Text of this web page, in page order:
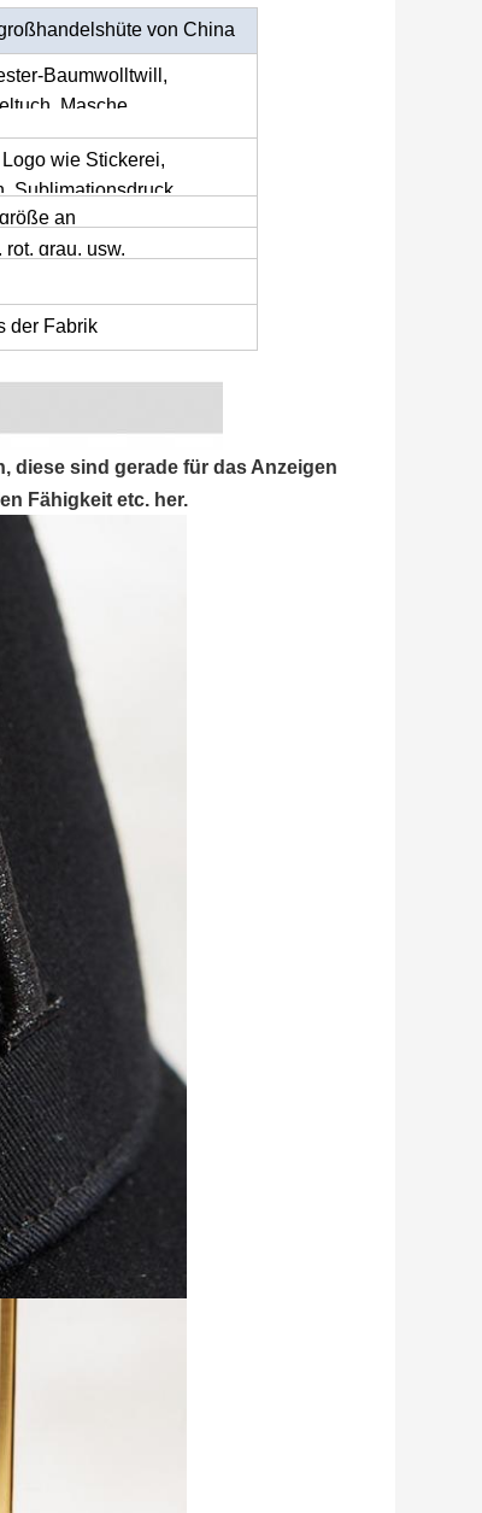
von China
Baumwolltwill,
Masche,
usw.
wie Stickerei,
Sublimationsdruck,
an
grau, usw.
der Fabrik
diese sind gerade für das Anzeigen
Fähigkeit etc. her.